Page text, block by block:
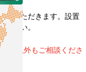
ていただきます。設置
さい。
域以外もご相談くださ